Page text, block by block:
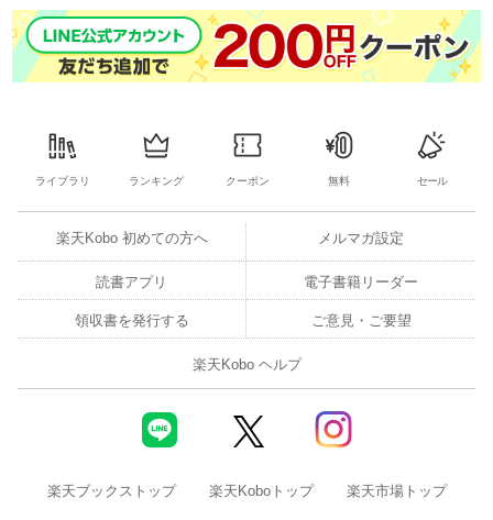
ライブラリ ランキング クーポン 無料 セール
楽天Kobo 初めての方へ メルマガ設定
読書アプリ 電子書籍リーダー
領収書を発行する ご意見・ご要望
楽天Kobo ヘルプ
楽天ブックストップ 楽天Koboトップ 楽天市場トップ